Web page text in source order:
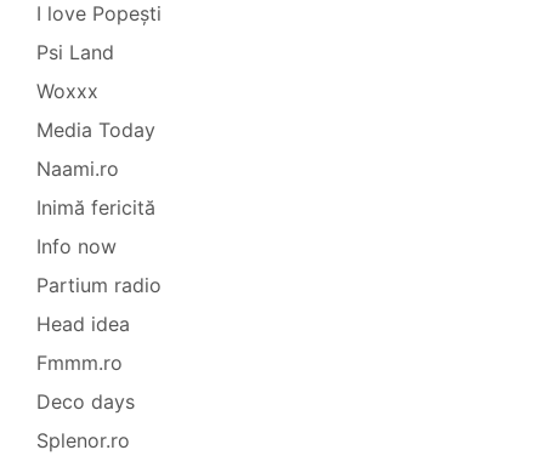
I love Popești
Psi Land
Woxxx
Media Today
Naami.ro
Inimă fericită
Info now
Partium radio
Head idea
Fmmm.ro
Deco days
Splenor.ro